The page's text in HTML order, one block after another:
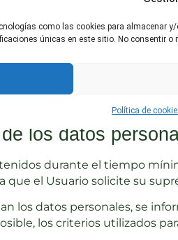
como las cookies para
únicas en este sitio. No consentir
Política de
con una finalidad
como para la extracción,
la calidad, funcionamiento y
los datos personales, se
decir, del uso o usos que se
los datos
durante el tiempo
que el Usuario solicite su
los datos personales, se
los criterios utilizados